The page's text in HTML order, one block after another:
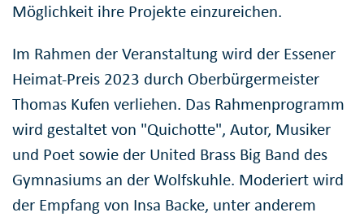
Möglichkeit ihre Projekte einzureichen.
Im Rahmen der Veranstaltung wird der Essener
Heimat-Preis 2023 durch Oberbürgermeister
Thomas Kufen verliehen. Das Rahmenprogramm
wird gestaltet von "Quichotte", Autor, Musiker
und Poet sowie der United Brass Big Band des
Gymnasiums an der Wolfskuhle. Moderiert wird
der Empfang von Insa Backe, unter anderem